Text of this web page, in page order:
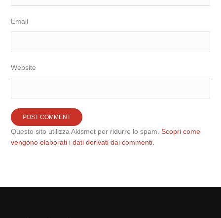
Email
Website
Questo sito utilizza Akismet per ridurre lo spam.Scopri come
vengono elaborati i dati derivati dai commenti